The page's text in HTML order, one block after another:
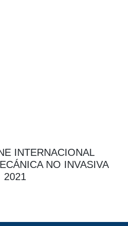
INTERNACIONAL
NO INVASIVA
2021